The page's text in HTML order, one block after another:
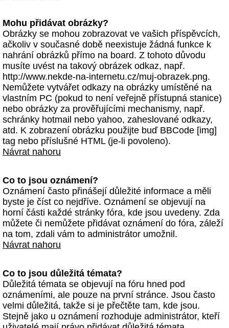
Mohu přidávat obrázky?
Obrázky se mohou zobrazovat ve vašich příspěvcích,
ačkoliv v současné době neexistuje žádná funkce k
nahrání obrázků přímo na board. Z tohoto důvodu
musíte uvést na takový obrázek odkaz, např.
http://www.nekde-na-internetu.cz/muj-obrazek.png.
Nemůžete vytvářet odkazy na obrázky umístěné na
vlastním PC (pokud to není veřejně přístupná stanice)
nebo obrázky za prověřujícími mechanismy, např.
schránky hotmail nebo yahoo, zaheslované odkazy,
atd. K zobrazení obrázku použijte buď BBCode [img]
tag nebo příslušné HTML (je-li povoleno).
Návrat nahoru
Co to jsou oznámení?
Oznámení často přinášejí důležité informace a měli
byste je číst co nejdříve. Oznámení se objevují na
horní části každé stránky fóra, kde jsou uvedeny. Zda
můžete či nemůžete přidávat oznámení do fóra, záleží
na tom, zdali vám to administrátor umožnil.
Návrat nahoru
Co to jsou důležitá témata?
Důležitá témata se objevují na fóru hned pod
oznámeními, ale pouze na první stránce. Jsou často
velmi důležitá, takže si je přečtěte tam, kde jsou.
Stejně jako u oznámení rozhoduje administrátor, kteří